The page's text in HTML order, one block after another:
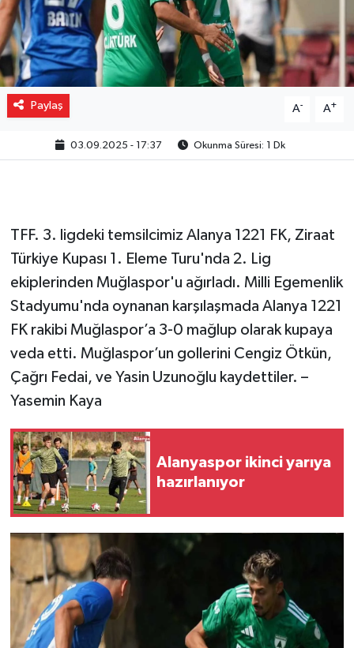
Paylaş A- A+
03.09.2025 - 17:37 Okunma Süresi: 1 Dk
TFF. 3. ligdeki temsilcimiz Alanya 1221 FK, Ziraat
Türkiye Kupası 1. Eleme Turu'nda 2. Lig
ekiplerinden Muğlaspor'u ağırladı. Milli Egemenlik
Stadyumu'nda oynanan karşılaşmada Alanya 1221
FK rakibi Muğlaspor’a 3-0 mağlup olarak kupaya
veda etti. Muğlaspor’un gollerini Cengiz Ötkün,
Çağrı Fedai, ve Yasin Uzunoğlu kaydettiler. –
Yasemin Kaya
Alanyaspor ikinci yarıya
hazırlanıyor
Spor
Turizm